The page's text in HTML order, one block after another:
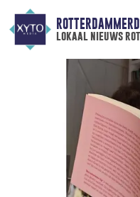
lokaal nieuws